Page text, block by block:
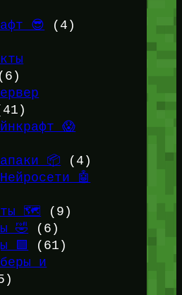
😎 (4)
😱
📦 (4)
🤖
🗺️ (9)
🤣 (6)
🟩
(61)
и